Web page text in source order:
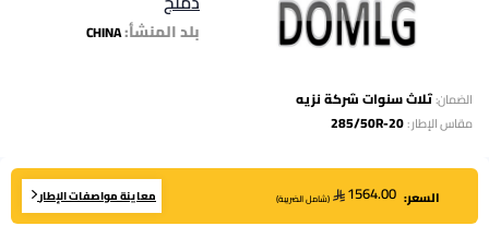
بلد المنشأ:CHINA
الضمان:ثلاث سنوات شركة نزيه
مقاس الإطار:
285/50R-20
السعر: 1564.00
(شامل الضريبة) معاينة مواصفات الإطار